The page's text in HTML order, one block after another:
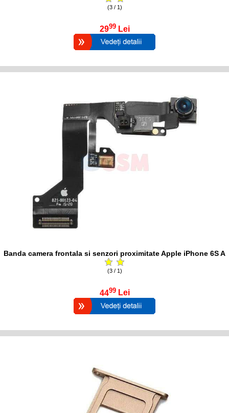
(3 / 1)
2999 Lei
Banda camera frontala si senzori proximitate Apple iPhone 6S A
(3 / 1)
4499 Lei